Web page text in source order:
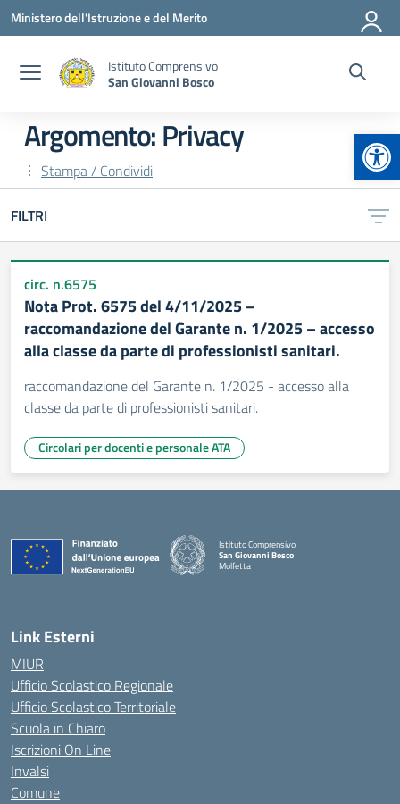
Vai ai contenuti
Vai al menu di navigazione
Vai al footer
Ministero dell'Istruzione e del Merito
Istituto Comprensivo
San Giovanni Bosco
Argomento: Privacy
Stampa / Condividi
FILTRI
circ. n.6575
Nota Prot. 6575 del 4/11/2025 –
raccomandazione del Garante n. 1/2025 – accesso
alla classe da parte di professionisti sanitari.
raccomandazione del Garante n. 1/2025 - accesso alla
classe da parte di professionisti sanitari.
Circolari per docenti e personale ATA
Istituto Comprensivo
San Giovanni Bosco
Molfetta
Link Esterni
MIUR
Ufficio Scolastico Regionale
Ufficio Scolastico Territoriale
Scuola in Chiaro
Iscrizioni On Line
Invalsi
Comune